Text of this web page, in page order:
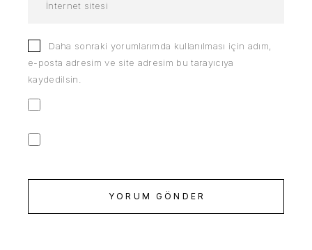
Daha sonraki yorumlarımda kullanılması için adım,
e-posta adresim ve site adresim bu tarayıcıya
kaydedilsin.
YORUM GÖNDER